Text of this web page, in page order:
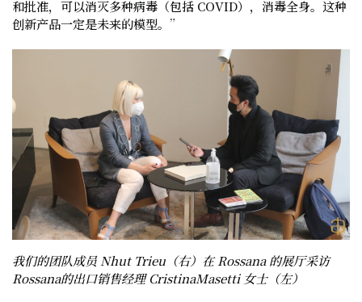
和批准，可以消灭多种病毒（包括 COVID），消毒全身。这种
创新产品一定是未来的模型。”
我们的团队成员 Nhut Trieu（右）在 Rossana 的展厅采访
Rossana的出口销售经理 CristinaMasetti 女士（左）